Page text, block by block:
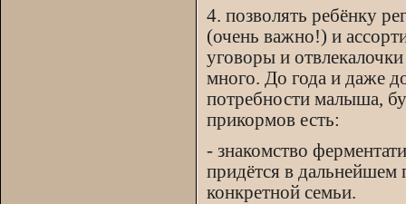
4. позволять ребёнку
(очень важно!) и
уговоры и
много. До года и даже
потребности малыша,
прикормов есть:
- знакомство
придётся в дальнейшем
конкретной семьи.